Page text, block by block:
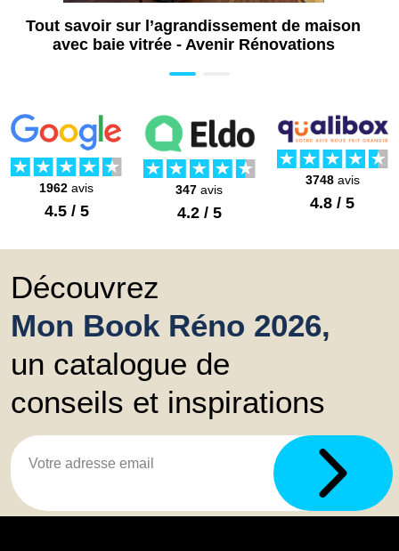
Tout savoir sur l’agrandissement de maison
avec baie vitrée - Avenir Rénovations
1962 avis
4.5 / 5
347 avis
4.2 / 5
3748avis
4.8 / 5
Découvrez
Mon Book Réno 2026,
un catalogue de
conseils et inspirations